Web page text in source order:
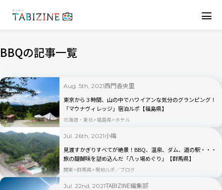
BBQの記事一覧
Aug. 5th, 2021西門香央里
東京から３時間、山の中でハワイアンな気分のグランピング！
「マウナヴィレッジ」宿泊ルポ【福島県】
北海道・東北 福島県 ホテル
Jul. 26th, 2021小梅
見渡すかぎりすべてが絶景！BBQ、温泉、ダム、道の駅・・・
旅の醍醐味を詰め込んだ「八ッ場めぐり」【群馬県】
関東 群馬県 現地ルポ／ブログ
Jul. 22nd, 2021TABIZINE編集部